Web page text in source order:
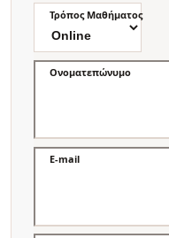
Τρόπος Μαθήματος
Ονοματεπώνυμο
E-mail